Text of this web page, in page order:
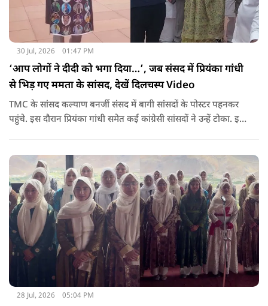
30 Jul, 2026 01:47 PM
‘आप लोगों ने दीदी को भगा दिया…’, जब संसद में प्रियंका गांधी
से भिड़ गए ममता के सांसद, देखें दिलचस्प Video
TMC के सांसद कल्याण बनर्जी संसद में बागी सांसदों के पोस्टर पहनकर
पहुंचे. इस दौरान प्रियंका गांधी समेत कई कांग्रेसी सांसदों ने उन्हें टोका. इस
28 Jul, 2026 05:04 PM